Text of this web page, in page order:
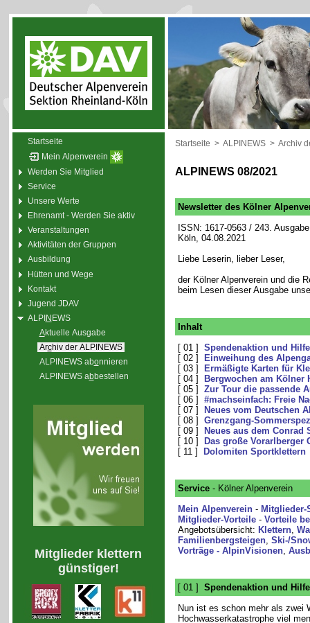
Startseite
Mein Alpenverein
Werden Sie Mitglied
Service
Unsere Werte
Ehrenamt - Werden Sie aktiv
Veranstaltungen
Aktivitäten der Gruppen
Ausbildung
Hütten und Wege
Kontakt
Jugend JDAV
ALPINEWS
Aktuelle Ausgabe
Archiv der ALPINEWS
ALPINEWS abonnieren
ALPINEWS abbestellen
Mitglieder klettern
günstiger!
Startseite > ALPINEWS > Archiv
ALPINEWS 08/2021
Newsletter des Kölner
ISSN: 1617-0563 / 243.
Köln, 04.08.2021
Liebe Leserin, lieber Leser,
der Kölner Alpenverein und die
beim Lesen dieser Ausgabe
Inhalt
[ 01 ] Spendenaktion und
[ 02 ]
Einweihung des
[ 03 ]
Ermäßigte Karten für
[ 04 ]
Bergwochen am Kölner
[ 05 ] Zur Tour die passende
[ 06 ] #machseinfach: Freie
[ 07 ]
Neues vom Deutschen
[ 08 ] Grenzgang-
[ 09 ]
Neues aus dem Conrad
[ 10 ]
Das große Vorarlberger
[ 11 ]
Dolomiten Sportklettern
Service- Kölner Alpenverein
Mein Alpenverein- Mitglieder-
Mitglieder-Vorteile- Vorteile
Angebotsübersicht: Klettern,
Familienbergsteigen, Ski-/
Vorträge - AlpinVisionen,
[ 01 ] Spendenaktion und
Nun ist es schon mehr als zwei
Hochwasserkatastrophe viel